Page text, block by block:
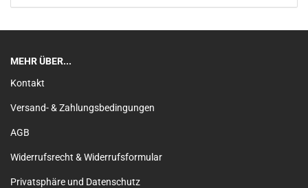
MEHR ÜBER...
Kontakt
Versand- & Zahlungsbedingungen
AGB
Widerrufsrecht & Widerrufsformular
Privatsphäre und Datenschutz